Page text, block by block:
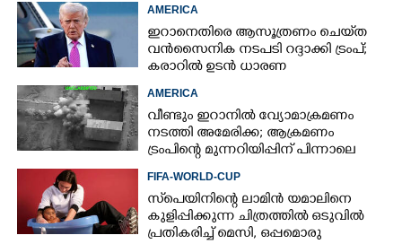
AMERICA
ഇറാനെതിരെ ആസൂത്രണം ചെയ്‌ത
വൻസൈനിക നടപടി റദ്ദാക്കി ട്രംപ്;
കരാറിൽ ഉടൻ ധാരണ
AMERICA
വീണ്ടും ഇറാനിൽ വ്യോമാക്രമണം
നടത്തി അമേരിക്ക; ആക്രമണം
ട്രംപിന്റെ മുന്നറിയിപ്പിന് പിന്നാലെ
FIFA-WORLD-CUP
സ്‌പെയിനിന്റെ ലാമിൻ യമാലിനെ
കുളിപ്പിക്കുന്ന ചിത്രത്തിൽ ഒടുവിൽ
പ്രതികരിച്ച് മെസി, ഒപ്പമൊരു